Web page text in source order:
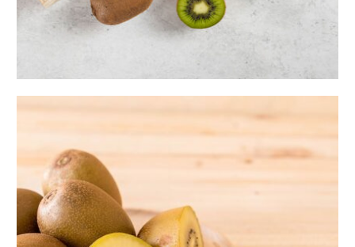
صادرات کیوی